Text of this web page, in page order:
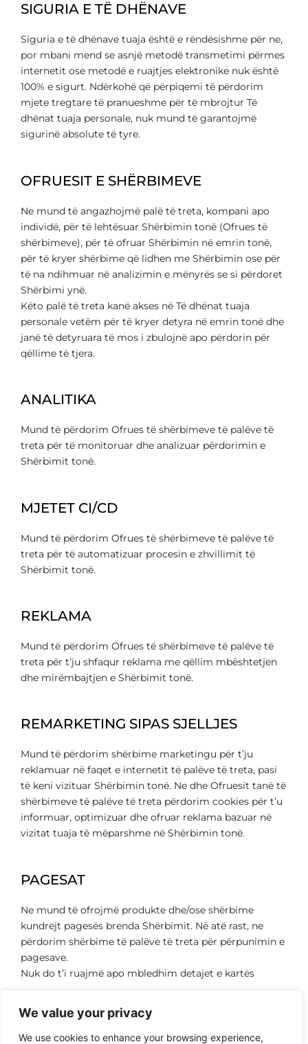
We value your privacy
We use cookies to enhance your browsing experience,
SIGURIA E TË DHËNAVE
Siguria e të dhënave tuaja është e rëndësishme për ne,
por mbani mend se asnjë metodë transmetimi përmes
internetit ose metodë e ruajtjes elektronike nuk është
100% e sigurt. Ndërkohë që përpiqemi të përdorim
mjete tregtare të pranueshme për të mbrojtur Të
dhënat tuaja personale, nuk mund të garantojmë
sigurinë absolute të tyre.
OFRUESIT E SHËRBIMEVE
Ne mund të angazhojmë palë të treta, kompani apo
individë, për të lehtësuar Shërbimin tonë (Ofrues të
shërbimeve), për të ofruar Shërbimin në emrin tonë,
për të kryer shërbime që lidhen me Shërbimin ose për
të na ndihmuar në analizimin e mënyrës se si përdoret
Shërbimi ynë.
Këto palë të treta kanë akses në Të dhënat tuaja
personale vetëm për të kryer detyra në emrin tonë dhe
janë të detyruara të mos i zbulojnë apo përdorin për
qëllime të tjera.
ANALITIKA
Mund të përdorim Ofrues të shërbimeve të palëve të
treta për të monitoruar dhe analizuar përdorimin e
Shërbimit tonë.
MJETET CI/CD
Mund të përdorim Ofrues të shërbimeve të palëve të
treta për të automatizuar procesin e zhvillimit të
Shërbimit tonë.
REKLAMA
Mund të përdorim Ofrues të shërbimeve të palëve të
treta për t’ju shfaqur reklama me qëllim mbështetjen
dhe mirëmbajtjen e Shërbimit tonë.
REMARKETING SIPAS SJELLJES
Mund të përdorim shërbime marketingu për t’ju
reklamuar në faqet e internetit të palëve të treta, pasi
të keni vizituar Shërbimin tonë. Ne dhe Ofruesit tanë të
shërbimeve të palëve të treta përdorim cookies për t’u
informuar, optimizuar dhe ofruar reklama bazuar në
vizitat tuaja të mëparshme në Shërbimin tonë.
PAGESAT
Ne mund të ofrojmë produkte dhe/ose shërbime
kundrejt pagesës brenda Shërbimit. Në atë rast, ne
përdorim shërbime të palëve të treta për përpunimin e
pagesave.
Nuk do t’i ruajmë apo mbledhim detajet e kartës